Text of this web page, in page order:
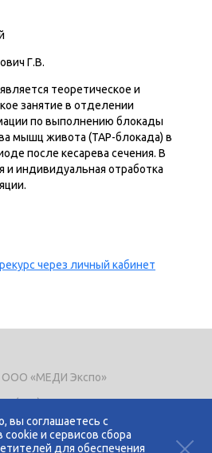
вы соглашаетесь с
и сервисов сбора
для обеспечения
Г.В.
теоретическое и
занятие в отделении
по выполнению блокады
мышц живота (ТАР-блокада) в
после кесарева сечения. В
и индивидуальная отработка
через личный кабинет
ООО «МЕДИ Экспо»
+7 (495) 721-8866
expo@mediexpo.ru
Контакты
cookies